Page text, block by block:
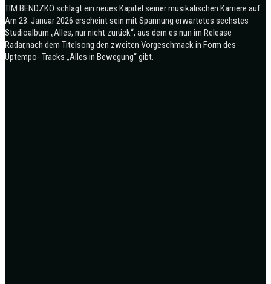
TIM BENDZKO schlägt ein neues Kapitel seiner musikalischen Karriere auf:
Am 23. Januar 2026 erscheint sein mit Spannung erwartetes sechstes
Studioalbum „Alles, nur nicht zurück“, aus dem es nun im Release
Radar,nach dem Titelsong den zweiten Vorgeschmack in Form des
Uptempo- Tracks „Alles in Bewegung“ gibt.